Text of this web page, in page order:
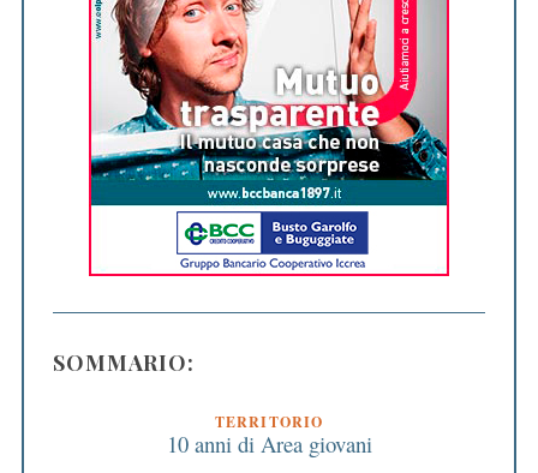
SOMMARIO:
TERRITORIO
10 anni di Area giovani